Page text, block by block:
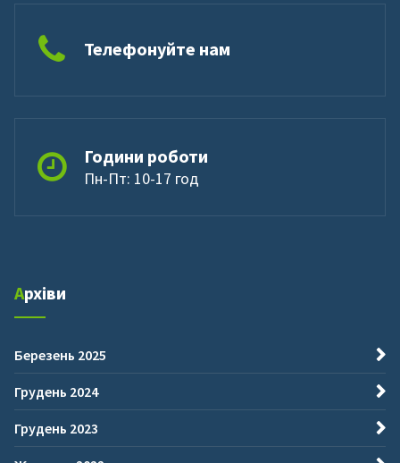
Телефонуйте нам
Години роботи
Пн-Пт: 10-17 год
Архіви
Березень 2025
Грудень 2024
Грудень 2023